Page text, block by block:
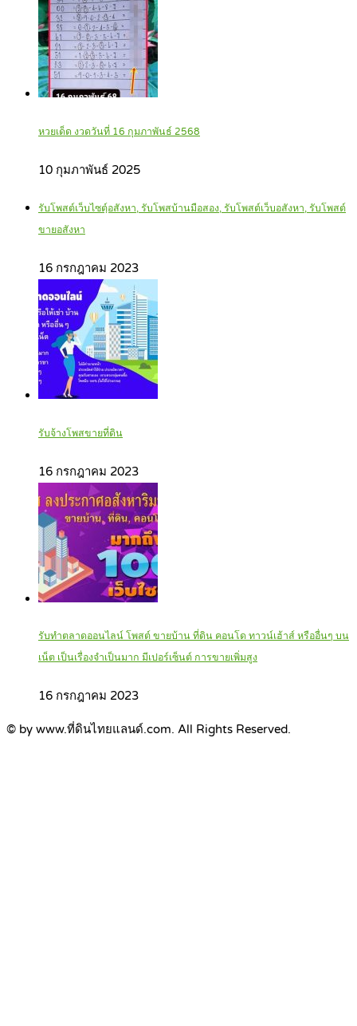
หวยเด็ด งวดวันที่ 16 กุมภาพันธ์ 2568
10 กุมภาพันธ์ 2025
รับโพสต์เว็บไซตฺ์อสังหา, รับโพสบ้านมือสอง, รับโพสต์เว็บอสังหา, รับโพสต์
ขายอสังหา
16 กรกฎาคม 2023
รับจ้างโพสขายที่ดิน
16 กรกฎาคม 2023
รับทำตลาดออนไลน์ โพสต์ ขายบ้าน ที่ดิน คอนโด ทาวน์เฮ้าส์ หรืออื่นๆ บน
เน็ต เป็นเรื่องจำเป็นมาก มีเปอร์เซ็นต์ การขายเพิ่มสูง
16 กรกฎาคม 2023
© by www.ที่ดินไทยแลนด์.com. All Rights Reserved.